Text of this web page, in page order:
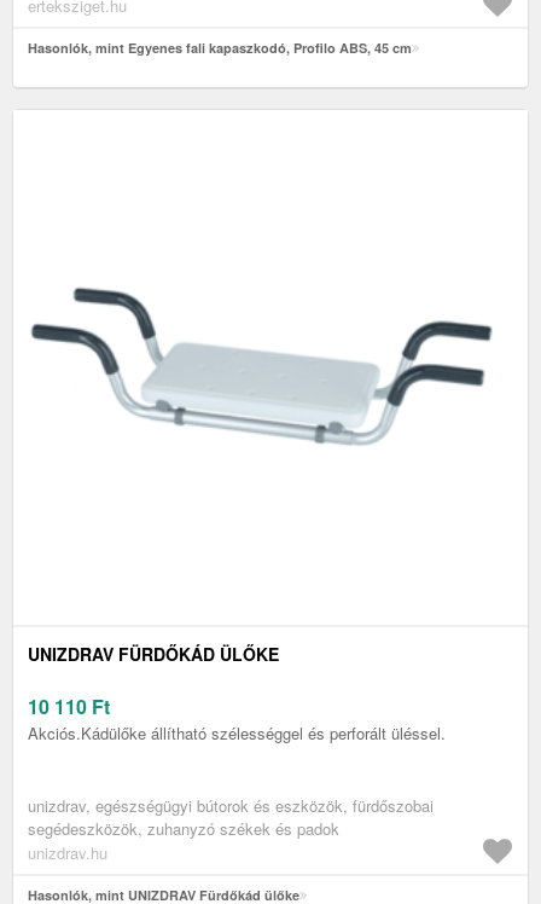
erteksziget.hu
Hasonlók, mint Egyenes fali kapaszkodó, Profilo ABS, 45 cm
UNIZDRAV FÜRDŐKÁD ÜLŐKE
10 110 Ft
Akciós.Kádülőke állítható szélességgel és perforált üléssel.
unizdrav, egészségügyi bútorok és eszközök, fürdőszobai
segédeszközök, zuhanyzó székek és padok
unizdrav.hu
Hasonlók, mint UNIZDRAV Fürdőkád ülőke